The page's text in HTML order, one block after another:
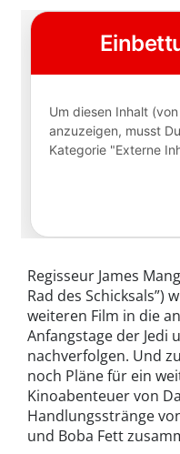
Regisseur James
Rad des Schicksals”)
weiteren Film in die
Anfangstage der Jedi
nachverfolgen. Und
noch Pläne für ein
Kinoabenteuer von
Handlungsstränge
und Boba Fett